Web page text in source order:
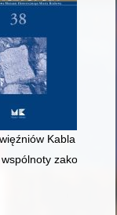
we Francji :
Kabla
badańzakonne w